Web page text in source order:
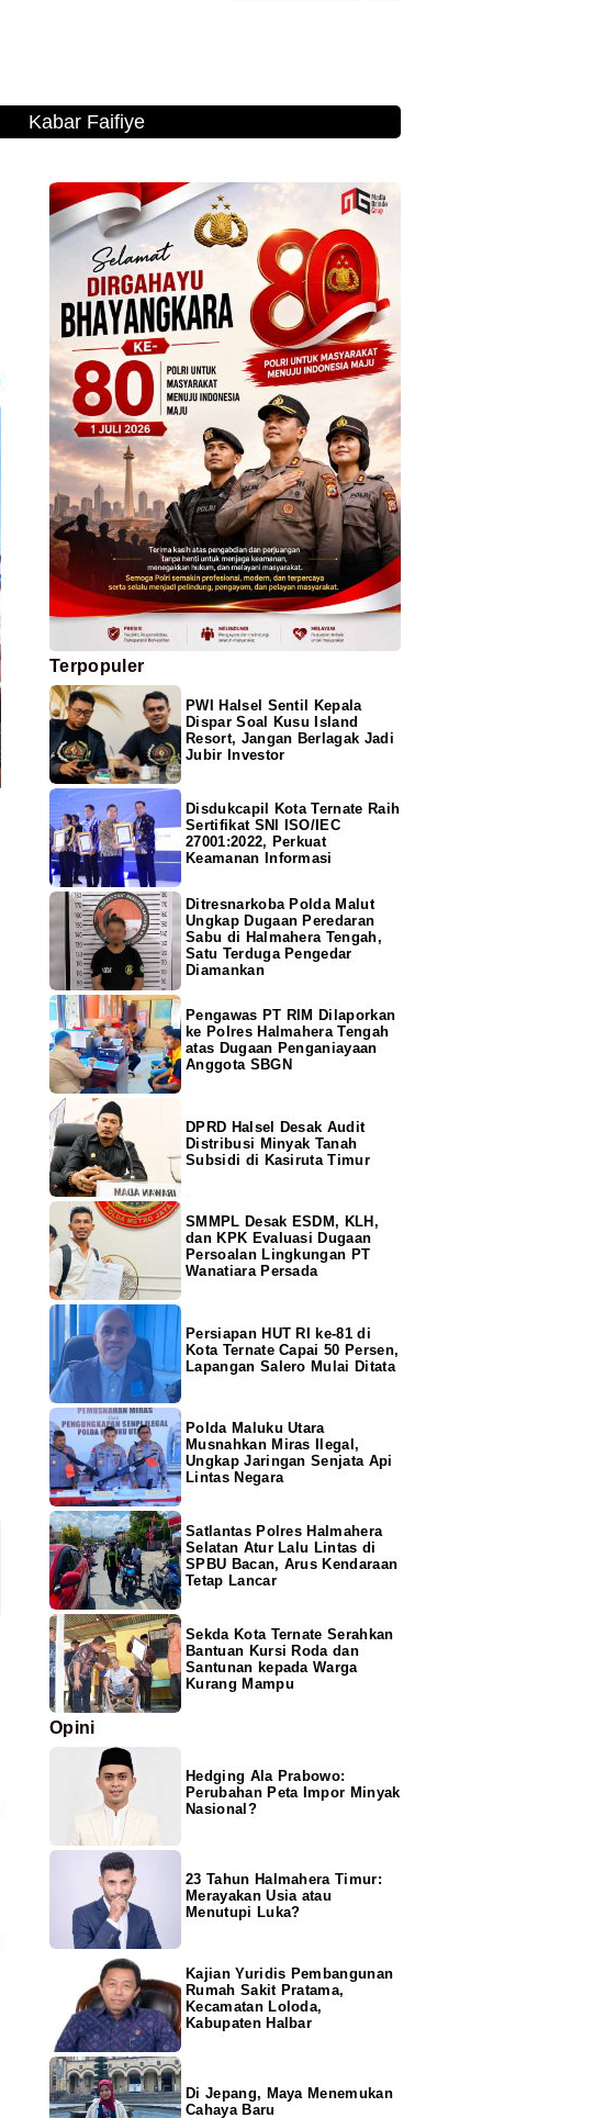
Kabar Faifiye
Terpopuler
PWI Halsel Sentil Kepala
Dispar Soal Kusu Island
Resort, Jangan Berlagak Jadi
Jubir Investor
Disdukcapil Kota Ternate Raih
Sertifikat SNI ISO/IEC
27001:2022, Perkuat
Keamanan Informasi
Ditresnarkoba Polda Malut
Ungkap Dugaan Peredaran
Sabu di Halmahera Tengah,
Satu Terduga Pengedar
Diamankan
Pengawas PT RIM Dilaporkan
ke Polres Halmahera Tengah
atas Dugaan Penganiayaan
Anggota SBGN
DPRD Halsel Desak Audit
Distribusi Minyak Tanah
Subsidi di Kasiruta Timur
SMMPL Desak ESDM, KLH,
dan KPK Evaluasi Dugaan
Persoalan Lingkungan PT
Wanatiara Persada
Persiapan HUT RI ke-81 di
Kota Ternate Capai 50 Persen,
Lapangan Salero Mulai Ditata
Polda Maluku Utara
Musnahkan Miras Ilegal,
Ungkap Jaringan Senjata Api
Lintas Negara
Satlantas Polres Halmahera
Selatan Atur Lalu Lintas di
SPBU Bacan, Arus Kendaraan
Tetap Lancar
Sekda Kota Ternate Serahkan
Bantuan Kursi Roda dan
Santunan kepada Warga
Kurang Mampu
Opini
Hedging Ala Prabowo:
Perubahan Peta Impor Minyak
Nasional?
23 Tahun Halmahera Timur:
Merayakan Usia atau
Menutupi Luka?
Kajian Yuridis Pembangunan
Rumah Sakit Pratama,
Kecamatan Loloda,
Kabupaten Halbar
Di Jepang, Maya Menemukan
Cahaya Baru